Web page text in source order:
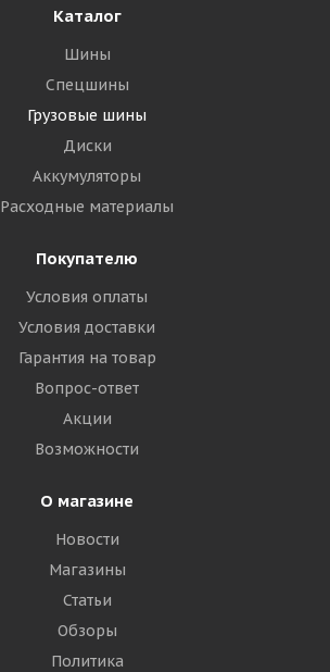
Подробнее
Каталог
Шины
Спецшины
Грузовые шины
Диски
Аккумуляторы
Расходные материалы
Покупателю
Условия оплаты
Условия доставки
Гарантия на товар
Вопрос-ответ
Акции
Возможности
О магазине
Новости
Магазины
Статьи
Обзоры
Политика